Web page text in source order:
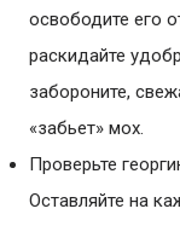
освободите его
раскидайте
забороните,
«забьет» мох.
Проверьте
Оставляйте на